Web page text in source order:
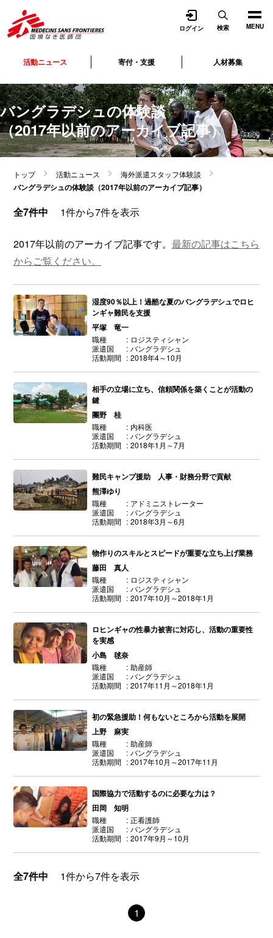
MENU
活動ニュース 寄付・支援 人材募集
ログイン 検索
トップ 活動ニュース 海外派遣スタッフ体験談
バングラデシュの体験談（2017年以前のアーカイブ記事）
バングラデシュの体験談
（2017年以前のアーカイブ記事）
全7件中 1件から7件を表示
2017年以前のアーカイブ記事です。 最新の記事はこちら
からご覧ください。
湿度90％以上！過酷な夏のバングラデシュでロヒ
ンギャ難民を支援
平塚 竜一
職種
ロジスティシャン
派遣国
バングラデシュ
活動期間
2018年4～10月
相手の立場に立ち、信頼関係を築くことが活動の
鍵
團野 桂
職種
内科医
派遣国
バングラデシュ
活動期間
2018年1月～7月
難民キャンプ援助 人事・財務分野で貢献
熊澤ゆり
職種
アドミニストレーター
派遣国
バングラデシュ
活動期間
2018年3月～6月
物作りのスキルとスピードが重要な立ち上げ業務
藤田 真人
職種
ロジスティシャン
派遣国
バングラデシュ
活動期間
2017年10月～2018年1月
ロヒンギャの性暴力被害に対応し、活動の重要性
を実感
小島 毬奈
職種
助産師
派遣国
バングラデシュ
活動期間
2017年11月～2018年1月
初の緊急援助！何もないところから活動を展開
上野 麻実
職種
助産師
派遣国
バングラデシュ
活動期間
2017年10月～2017年11月
国際協力で活動するのに必要な力は？
田岡 知明
職種
正看護師
派遣国
バングラデシュ
活動期間
2017年9月～10月
全7件中 1件から7件を表示
1